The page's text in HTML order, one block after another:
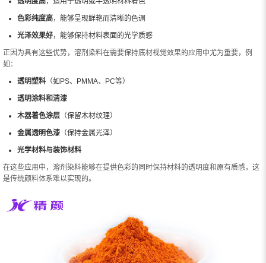
色彩纯度高，能够呈现鲜艳而清晰的色调
光泽效果好，能够保持材料表面的光学质感
正因为具有这些优势，溶剂染料在需要保持底材视觉效果的应用中尤为重要，例
如：
透明塑料 （如PS、PMMA、PC等）
透明涂料和清漆
木器着色涂层 （保留木材纹理）
金属透明色漆 （保持金属光泽）
光学材料与装饰材料
在这些应用中，溶剂染料能够在提供色彩的同时保持材料的透明度和原有质感，这
是传统颜料体系难以实现的。